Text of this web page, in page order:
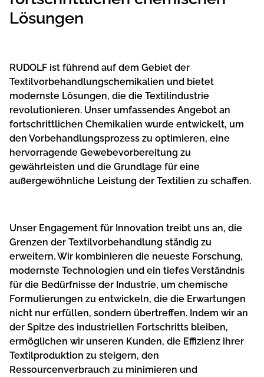
Lösungen
RUDOLF ist führend auf dem Gebiet der
Textilvorbehandlungschemikalien und bietet
modernste Lösungen, die die Textilindustrie
revolutionieren. Unser umfassendes Angebot an
fortschrittlichen Chemikalien wurde entwickelt, um
den Vorbehandlungsprozess zu optimieren, eine
hervorragende Gewebevorbereitung zu
gewährleisten und die Grundlage für eine
außergewöhnliche Leistung der Textilien zu schaffen.
Unser Engagement für Innovation treibt uns an, die
Grenzen der Textilvorbehandlung ständig zu
erweitern. Wir kombinieren die neueste Forschung,
modernste Technologien und ein tiefes Verständnis
für die Bedürfnisse der Industrie, um chemische
Formulierungen zu entwickeln, die die Erwartungen
nicht nur erfüllen, sondern übertreffen. Indem wir an
der Spitze des industriellen Fortschritts bleiben,
ermöglichen wir unseren Kunden, die Effizienz ihrer
Textilproduktion zu steigern, den
Ressourcenverbrauch zu minimieren und